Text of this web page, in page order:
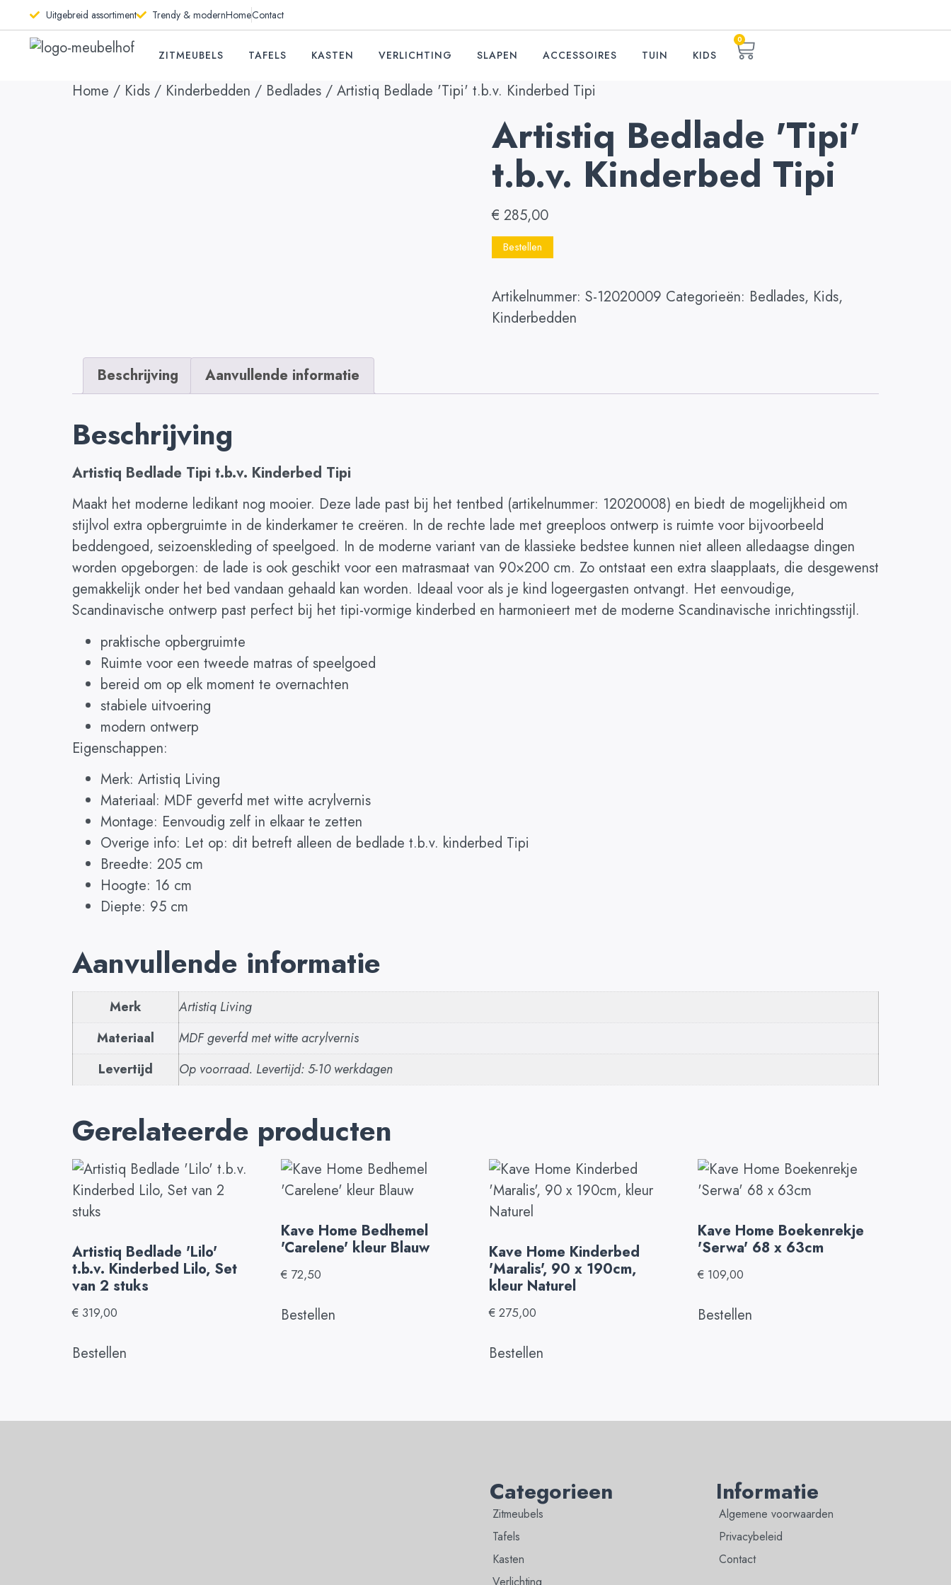
Uitgebreid assortiment Trendy & modernHomeContact
ZITMEUBELS TAFELS KASTEN VERLICHTING SLAPEN ACCESSOIRES TUIN KIDS
0
Home / Kids / Kinderbedden / Bedlades / Artistiq Bedlade 'Tipi' t.b.v. Kinderbed Tipi
Artistiq Bedlade 'Tipi'
t.b.v. Kinderbed Tipi
€ 285,00
Bestellen
Artikelnummer: S-12020009 Categorieën: Bedlades, Kids,
Kinderbedden
Beschrijving Aanvullende informatie
Beschrijving
Artistiq Bedlade Tipi t.b.v. Kinderbed Tipi
Maakt het moderne ledikant nog mooier. Deze lade past bij het tentbed (artikelnummer: 12020008) en biedt de mogelijkheid om
stijlvol extra opbergruimte in de kinderkamer te creëren. In de rechte lade met greeploos ontwerp is ruimte voor bijvoorbeeld
beddengoed, seizoenskleding of speelgoed. In de moderne variant van de klassieke bedstee kunnen niet alleen alledaagse dingen
worden opgeborgen: de lade is ook geschikt voor een matrasmaat van 90×200 cm. Zo ontstaat een extra slaapplaats, die desgewenst
gemakkelijk onder het bed vandaan gehaald kan worden. Ideaal voor als je kind logeergasten ontvangt. Het eenvoudige,
Scandinavische ontwerp past perfect bij het tipi-vormige kinderbed en harmonieert met de moderne Scandinavische inrichtingsstijl.
praktische opbergruimte
Ruimte voor een tweede matras of speelgoed
bereid om op elk moment te overnachten
stabiele uitvoering
modern ontwerp
Eigenschappen:
Merk: Artistiq Living
Materiaal: MDF geverfd met witte acrylvernis
Montage: Eenvoudig zelf in elkaar te zetten
Overige info: Let op: dit betreft alleen de bedlade t.b.v. kinderbed Tipi
Breedte: 205 cm
Hoogte: 16 cm
Diepte: 95 cm
Aanvullende informatie
Merk
Artistiq Living
Materiaal
MDF geverfd met witte acrylvernis
Levertijd
Op voorraad. Levertijd: 5-10 werkdagen
Gerelateerde producten
Artistiq Bedlade 'Lilo'
t.b.v. Kinderbed Lilo, Set
van 2 stuks
€ 319,00
Bestellen
Kave Home Bedhemel
'Carelene' kleur Blauw
€72,50
Bestellen
Kave Home Kinderbed
'Maralis', 90 x 190cm,
kleur Naturel
€ 275,00
Bestellen
Kave Home Boekenrekje
'Serwa' 68 x 63cm
€ 109,00
Bestellen
Categorieen
Zitmeubels
Tafels
Kasten
Informatie
Algemene voorwaarden
Privacybeleid
Contact